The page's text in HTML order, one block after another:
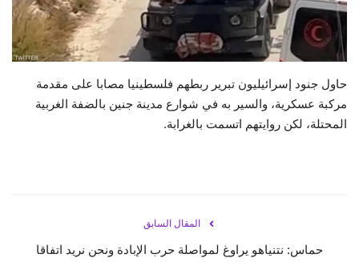
حياة
حاول جنود إسرائيليون تبرير ربطهم فلسطينيا مصابا على مقدمة
مركبة عسكرية، والسير به في شوارع مدينة جنين بالضفة الغربية
المحتلة، لكن روايتهم اتسمت بالغرابة.
المقال السابق
حماس: نتنياهو يراوغ لمواصلة حرب الإبادة ونحن نريد اتفاقا